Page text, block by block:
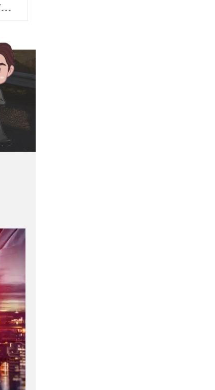
佛山高明区讨账公司